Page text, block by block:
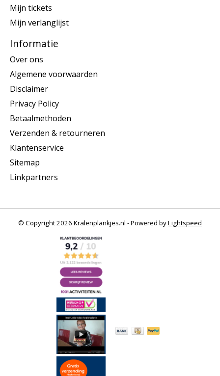
Mijn tickets
Mijn verlanglijst
Informatie
Over ons
Algemene voorwaarden
Disclaimer
Privacy Policy
Betaalmethoden
Verzenden & retourneren
Klantenservice
Sitemap
Linkpartners
© Copyright 2026 Kralenplankjes.nl - Powered byLightspeed